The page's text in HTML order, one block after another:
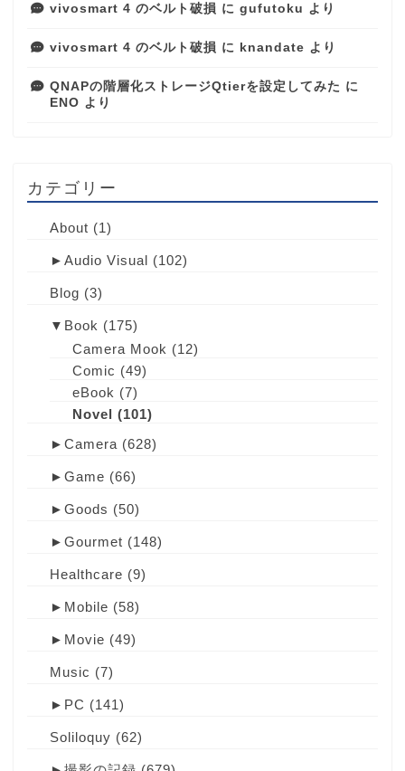
vivosmart 4 のベルト破損 に gufutoku より
vivosmart 4 のベルト破損 に knandate より
QNAPの階層化ストレージQtierを設定してみた に
ENO より
カテゴリー
About (1)
► Audio Visual (102)
Blog (3)
▼ Book (175)
Camera Mook (12)
Comic (49)
eBook (7)
Novel (101)
► Camera (628)
► Game (66)
► Goods (50)
► Gourmet (148)
Healthcare (9)
► Mobile (58)
► Movie (49)
Music (7)
► PC (141)
Soliloquy (62)